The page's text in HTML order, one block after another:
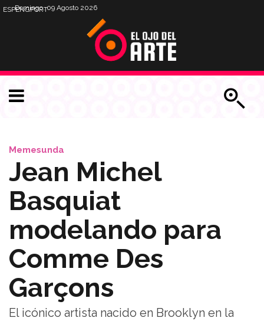
Domingo, 09 Agosto 2026
ESPENGPORT
Memesunda
Jean Michel
Basquiat
modelando para
Comme Des
Garçons
El icónico artista nacido en Brooklyn en la